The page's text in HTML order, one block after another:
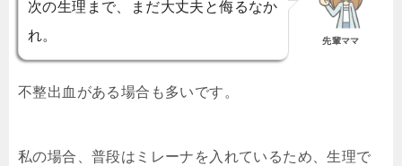
次の生理まで、まだ大丈夫と侮るなか
れ。
先輩ママ
不整出血がある場合も多いです。
私の場合、普段はミレーナを入れているため、生理で